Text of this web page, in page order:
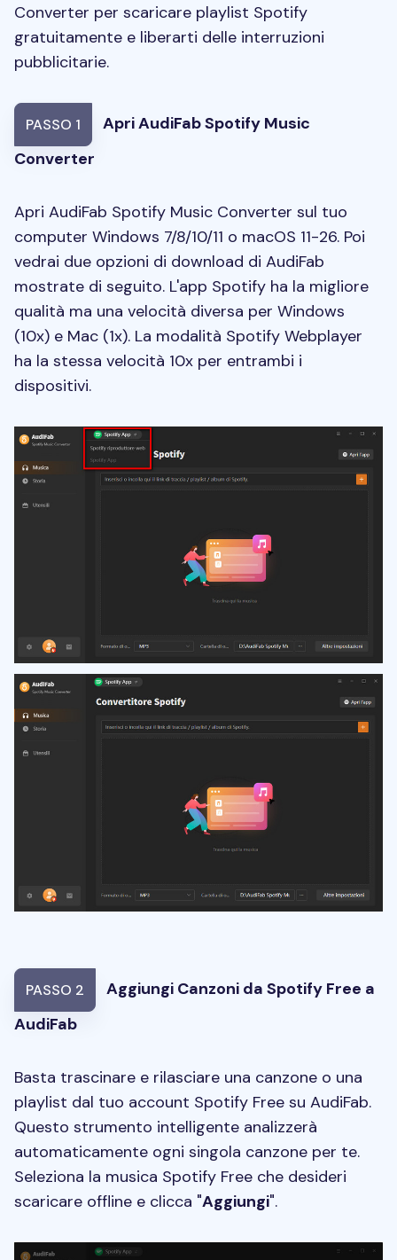
Converter per scaricare playlist Spotify
gratuitamente e liberarti delle interruzioni
pubblicitarie.
PASSO 1
Apri AudiFab Spotify Music
Converter
Apri AudiFab Spotify Music Converter sul tuo
computer Windows 7/8/10/11 o macOS 11-26. Poi
vedrai due opzioni di download di AudiFab
mostrate di seguito. L'app Spotify ha la migliore
qualità ma una velocità diversa per Windows
(10x) e Mac (1x). La modalità Spotify Webplayer
ha la stessa velocità 10x per entrambi i
dispositivi.
PASSO 2
Aggiungi Canzoni da Spotify Free a
AudiFab
Basta trascinare e rilasciare una canzone o una
playlist dal tuo account Spotify Free su AudiFab.
Questo strumento intelligente analizzerà
automaticamente ogni singola canzone per te.
Seleziona la musica Spotify Free che desideri
scaricare offline e clicca "Aggiungi".